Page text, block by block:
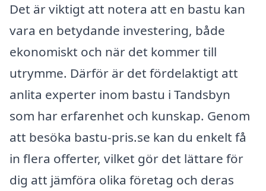
Det är viktigt att notera att en bastu kan
vara en betydande investering, både
ekonomiskt och när det kommer till
utrymme. Därför är det fördelaktigt att
anlita experter inom bastu i Tandsbyn
som har erfarenhet och kunskap. Genom
att besöka bastu-pris.se kan du enkelt få
in flera offerter, vilket gör det lättare för
dig att jämföra olika företag och deras